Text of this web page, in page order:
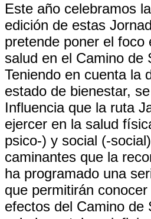
Este año celebramos
edición de estas
pretende poner el foco
salud en el Camino de
Teniendo en cuenta la
estado de bienestar,
Influencia que la ruta
ejercer en la salud
psico-) y social (-
caminantes que la
ha programado una
que permitirán
efectos del Camino de